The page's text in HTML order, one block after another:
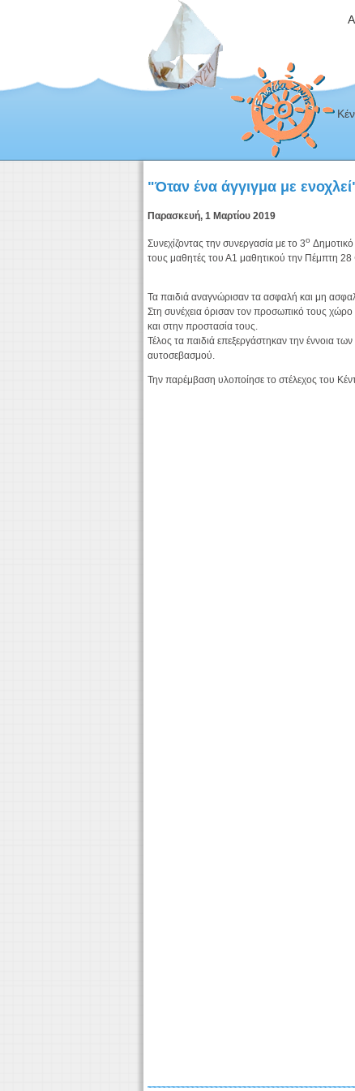
"Όταν ένα άγγιγμα με
Παρασκευή, 1 Μαρτίου 2019
Συνεχίζοντας την συνεργασία με το 3ο
τους μαθητές του Α1 μαθητικού την Πέμπτη
Τα παιδιά αναγνώρισαν τα ασφαλή και μη
Στη συνέχεια όρισαν τον προσωπικό τους
και στην προστασία τους.
Τέλος τα παιδιά επεξεργάστηκαν την έννοια
αυτοσεβασμού.
Την παρέμβαση υλοποίησε το στέλεχος του